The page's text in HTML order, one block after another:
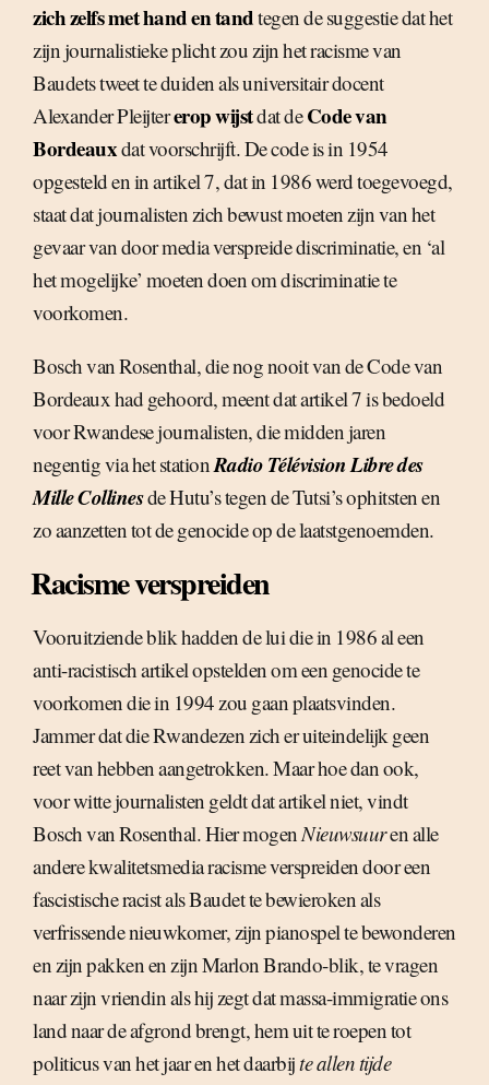
zich zelfs met hand en tandtegen de suggestie dat het
zijn journalistieke plicht zou zijn het racisme van
Baudets tweet te duiden als universitair docent
Alexander Pleijtererop wijstdat deCode van
Bordeauxdat voorschrijft. De code is in 1954
opgesteld en in artikel 7, dat in 1986 werd toegevoegd,
staat dat journalisten zich bewust moeten zijn van het
gevaar van door media verspreide discriminatie, en ‘al
het mogelijke’ moeten doen om discriminatie te
voorkomen.
Bosch van Rosenthal, die nog nooit van de Code van
Bordeaux had gehoord, meent dat artikel 7 is bedoeld
voor Rwandese journalisten, die midden jaren
negentig via het stationRadio Télévision Libre des
Mille Collinesde Hutu’s tegen de Tutsi’s ophitsten en
zo aanzetten tot de genocide op de laatstgenoemden.
Racisme verspreiden
Vooruitziende blik hadden de lui die in 1986 al een
anti-racistisch artikel opstelden om een genocide te
voorkomen die in 1994 zou gaan plaatsvinden.
Jammer dat die Rwandezen zich er uiteindelijk geen
reet van hebben aangetrokken. Maar hoe dan ook,
voor witte journalisten geldt dat artikel niet, vindt
Bosch van Rosenthal. Hier mogen Nieuwsuuren alle
andere kwalitetsmedia racisme verspreiden door een
fascistische racist als Baudet te bewieroken als
verfrissende nieuwkomer, zijn pianospel te bewonderen
en zijn pakken en zijn Marlon Brando-blik, te vragen
naar zijn vriendin als hij zegt dat massa-immigratie ons
land naar de afgrond brengt, hem uit te roepen tot
politicus van het jaar en het daarbijte allen tijde